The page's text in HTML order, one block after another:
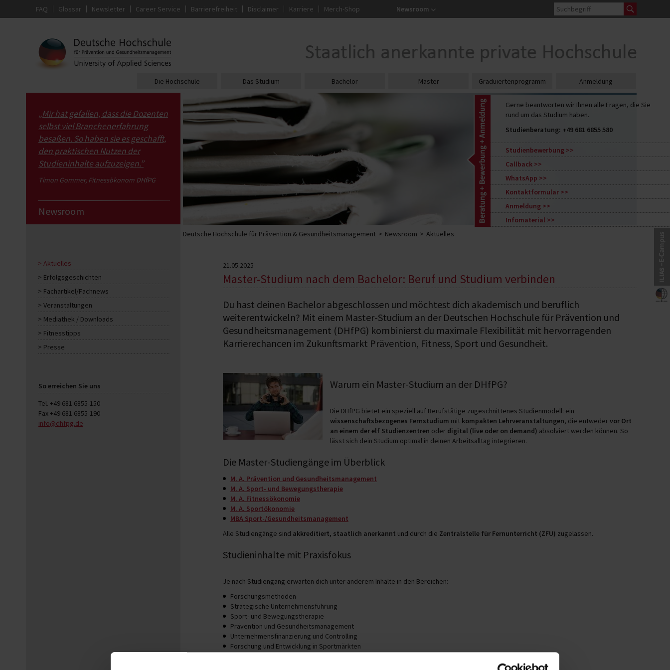
Gerne beantworten wir Ihnen alle Fragen, die Sie
rund um das Studium haben.
Studienberatung: +49 681 6855 580
Studienbewerbung
Callback
WhatsApp
Kontaktformular
Anmeldung
Infomaterial
FAQ Glossar Newsletter Career Service Barrierefreiheit Disclaimer Karriere Merch-Shop Newsroom
Die Hochschule Das Studium Bachelor Master Graduiertenprogramm Anmeldung
„Mir hat gefallen, dass die Dozenten
selbst viel Branchenerfahrung
besaßen. So haben sie es geschafft,
den praktischen Nutzen der
Studieninhalte aufzuzeigen.”
Timon Gommer, Fitnessökonom DHfPG
Newsroom
Aktuelles
Erfolgsgeschichten
Fachartikel/Fachnews
Veranstaltungen
Mediathek / Downloads
Fitnesstipps
Presse
So erreichen Sie uns
Tel. +49 681 6855-150
Fax +49 681 6855-190
info@dhfpg.de
Deutsche Hochschule für Prävention & Gesundheitsmanagement Newsroom Aktuelles
21.05.2025
Master-Studium nach dem Bachelor: Beruf und Studium verbinden
Du hast deinen Bachelor abgeschlossen und möchtest dich akademisch und beruflich
weiterentwickeln? Mit einem Master-Studium an der Deutschen Hochschule für Prävention und
Gesundheitsmanagement (DHfPG) kombinierst du maximale Flexibilität mit hervorragenden
Karrierechancen im Zukunftsmarkt Prävention, Fitness, Sport und Gesundheit.
Warum ein Master-Studium an der DHfPG?
Die DHfPG bietet ein speziell auf Berufstätige zugeschnittenes Studienmodell: ein
wissenschaftsbezogenes Fernstudium mit kompakten Lehrveranstaltungen, die entwedervor Ort
an einem der elf Studienzentren oder digital (live oder on demand) absolviert werden können. So
lässt sich dein Studium optimal in deinen Arbeitsalltag integrieren.
Die Master-Studiengänge im Überblick
M. A. Prävention und Gesundheitsmanagement
M. A. Sport- und Bewegungstherapie
M. A. Fitnessökonomie
M. A. Sportökonomie
MBA Sport-/Gesundheitsmanagement
Alle Studiengänge sind akkreditiert, staatlich anerkannt und durch die Zentralstelle für Fernunterricht (ZFU) zugelassen.
Studieninhalte mit Praxisfokus
Je nach Studiengang erwarten dich unter anderem Inhalte in den Bereichen:
Forschungsmethoden
Strategische Unternehmensführung
Sport- und Bewegungstherapie
Prävention und Gesundheitsmanagement
Unternehmensfinanzierung und Controlling
Forschung und Entwicklung in Sportmärkten